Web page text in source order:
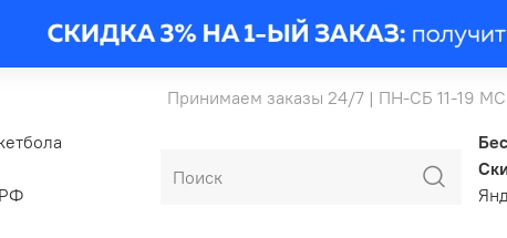
Принимаем заказы 24/7 | ПН-СБ 11-19